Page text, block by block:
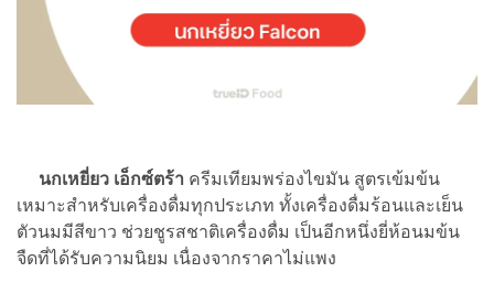
นกเหยี่ยว เอ็กซ์ตร้า ครีมเทียมพร่องไขมัน สูตรเข้มข้น
เหมาะสำหรับเครื่องดื่มทุกประเภท ทั้งเครื่องดื่มร้อนและเย็น
ตัวนมมีสีขาว ช่วยชูรสชาติเครื่องดื่ม เป็นอีกหนึ่งยี่ห้อนมข้น
จืดที่ได้รับความนิยม เนื่องจากราคาไม่แพง